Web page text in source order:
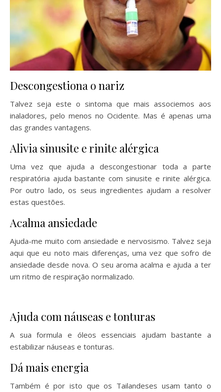
Descongestiona o nariz
Talvez seja este o sintoma que mais associemos aos
inaladores, pelo menos no Ocidente. Mas é apenas uma
das grandes vantagens.
Alivia sinusite e rinite alérgica
Uma vez que ajuda a descongestionar toda a parte
respiratória ajuda bastante com sinusite e rinite alérgica.
Por outro lado, os seus ingredientes ajudam a resolver
estas questões.
Acalma ansiedade
Ajuda-me muito com ansiedade e nervosismo. Talvez seja
aqui que eu noto mais diferenças, uma vez que sofro de
ansiedade desde nova. O seu aroma acalma e ajuda a ter
um ritmo de respiração normalizado.
Ajuda com náuseas e tonturas
A sua formula e óleos essenciais ajudam bastante a
estabilizar náuseas e tonturas.
Dá mais energia
Também é por isto que os Tailandeses usam tanto o